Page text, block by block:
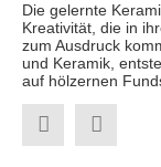
Die gelernte
Kreativität, die in
zum Ausdruck
und Keramik,
auf hölzernen